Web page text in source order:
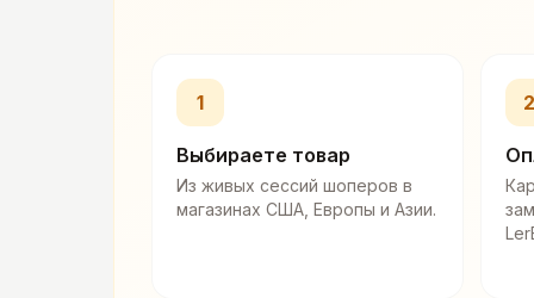
1
Выбираете товар
Из живых сессий шоперов в
магазинах США, Европы и Азии.
2